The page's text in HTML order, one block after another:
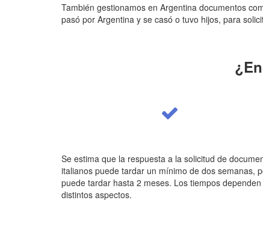
También gestionamos en Argentina documentos
pasó por Argentina y se casó o tuvo hijos, para
Se estima que la respuesta a la solicitud de
italianos puede tardar un mínimo de dos semanas,
puede tardar hasta 2 meses. Los tiempos
distintos aspectos.